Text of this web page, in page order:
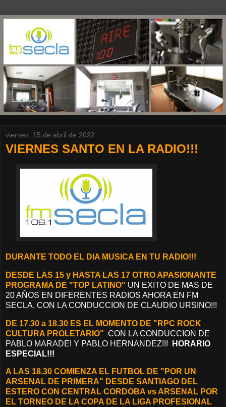
viernes, 15 de abril de 2022
VIERNES SANTO EN LA RADIO!!!
DURANTE TODO EL DIA MUSICA EN TU RADIO!!!
DESDE LAS 15 y HASTA LAS 17 OTRO APASIONANTE
PROGRAMA DE "TOP LATINO" UN EXITO DE MAS DE
20 AÑOS EN DIFERENTES RADIOS AHORA EN FM
SECLA. CON LA CONDUCCION DE CLAUDIO URSINO!!!
DE 17.30 a 18.30 ES EL MOMENTO DE "RPC ROCK
CULTURA PROLETARIO" CON LA CONDUCCION DE
PABLO MARADEI Y PABLO HERNANDEZ!!!
HORARIO
ESPECIAL!!!
A LAS 18.30 COMIENZA EL FUTBOL DE "POR UN
ARSENAL DE PRIMERA" DESDE SANTIAGO DEL
ESTERO CON CENTRAL CORDOBA vs ARSENAL POR
EL TORNEO DE LA COPA DE LA LIGA PROFESIONAL